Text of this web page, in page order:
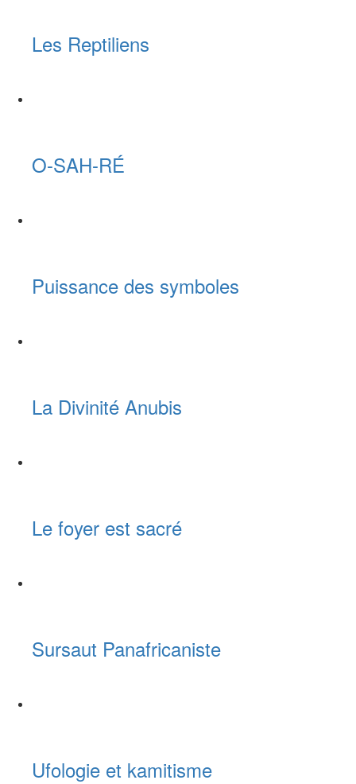
Les Reptiliens
O-SAH-RÉ
Puissance des symboles
La Divinité Anubis
Le foyer est sacré
Sursaut Panafricaniste
Ufologie et kamitisme